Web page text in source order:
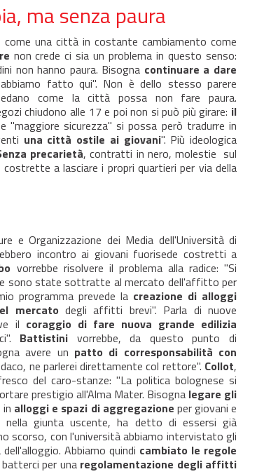
ma senza paura
una città in costante cambiamento come
non crede ci sia un problema in questo senso:
non hanno paura. Bisogna continuare a dare
fatto qui". Non è dello stesso parere
come la città possa non fare paura.
chiudono alle 17 e poi non si può più girare: il
"maggiore sicurezza" si possa però tradurre in
una città ostile ai giovani". Più ideologica
precarietà, contratti in nero, molestie sul
a lasciare i propri quartieri per via della
e Organizzazione dei Media dell'Università di
incontro ai giovani fuorisede costretti a
vorrebbe risolvere il problema alla radice: "Si
sono state sottratte al mercato dell'affitto per
programma prevede la creazione di alloggi
mercato degli affitti brevi". Parla di nuove
il coraggio di fare nuova grande edilizia
Battistini vorrebbe, da questo punto di
avere un patto di corresponsabilità con
ne parlerei direttamente col rettore". Collot,
del caro-stanze: "La politica bolognese si
prestigio all'Alma Mater. Bisogna legare gli
alloggi e spazi di aggregazione per giovani e
nella giunta uscente, ha detto di essersi già
scorso, con l'università abbiamo intervistato gli
Abbiamo quindi cambiato le regole
per una regolamentazione degli affitti